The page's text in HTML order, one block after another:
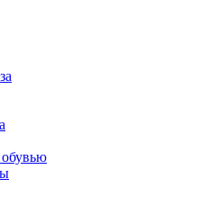
обувью